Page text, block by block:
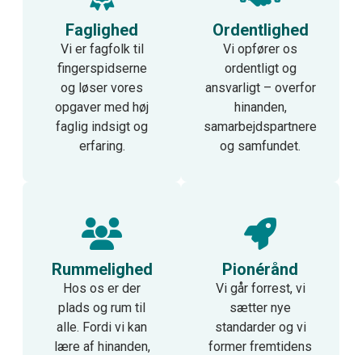
Faglighed
Vi er fagfolk til
fingerspidserne
og løser vores
opgaver med høj
faglig indsigt og
erfaring.
Ordentlighed
Vi opfører os
ordentligt og
ansvarligt – overfor
hinanden,
samarbejdspartnere
og samfundet.
Rummelighed
Hos os er der
plads og rum til
alle. Fordi vi kan
lære af hinanden,
Pionérånd
Vi går forrest, vi
sætter nye
standarder og vi
former fremtidens